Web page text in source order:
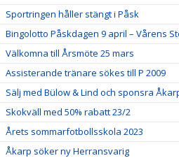
Sportringen håller stängt i Påsk
Bingolotto Påskdagen 9 april – Vårens
Välkomna till Årsmöte 25 mars
Assisterande tränare sökes till P 2009
Sälj med Bülow & Lind och sponsra
Skokväll med 50% rabatt 23/2
Årets sommarfotbollsskola 2023
Åkarp söker ny Herransvarig